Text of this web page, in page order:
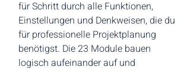
für Schritt durch alle Funktionen,
Einstellungen und Denkweisen, die du
für professionelle Projektplanung
benötigst. Die 23 Module bauen
logisch aufeinander auf und